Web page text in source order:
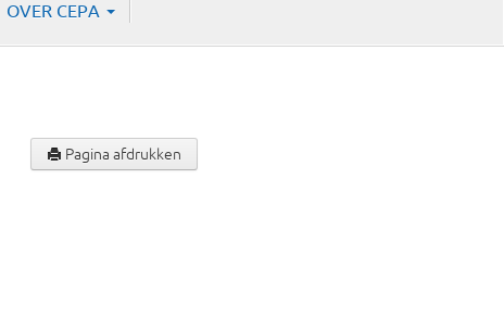
OVER CEPA
Pagina afdrukken